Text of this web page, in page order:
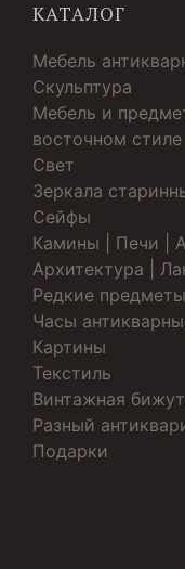
КАТАЛОГ
Мебель
Скульптура
Мебель и
восточном стиле
Свет
Зеркала
Cейфы
Камины | Печи |
Архитектура |
Редкие предметы
Часы
Картины
Текстиль
Винтажная
Разный
Подарки